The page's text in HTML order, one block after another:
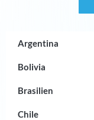
Argentina
Bolivia
Brasilien
Chile